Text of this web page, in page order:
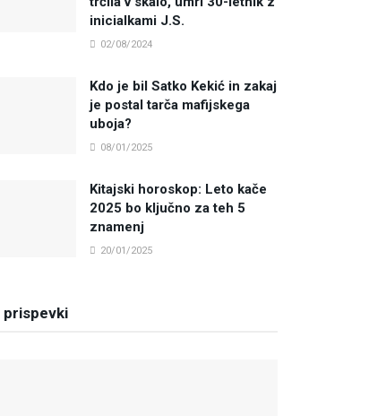
inicialkami J.S.
02/08/2024
Kdo je bil Satko Kekić in zakaj
je postal tarča mafijskega
uboja?
08/01/2025
Kitajski horoskop: Leto kače
2025 bo ključno za teh 5
znamenj
20/01/2025
prispevki